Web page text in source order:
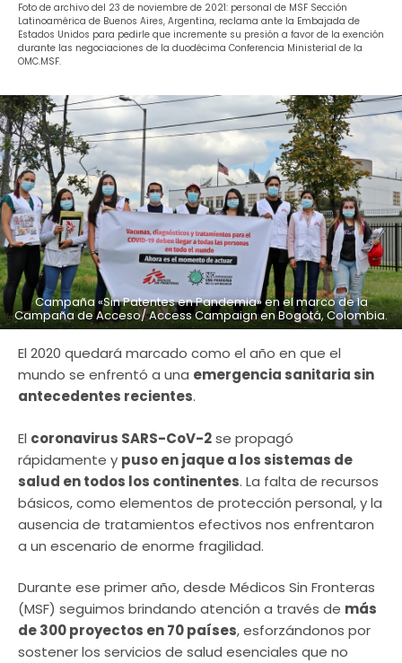
Foto de archivo del 23 de noviembre de 2021: personal de MSF Sección
Latinoamérica de Buenos Aires, Argentina, reclama ante la Embajada de
Estados Unidos para pedirle que incremente su presión a favor de la exención
durante las negociaciones de la duodécima Conferencia Ministerial de la
OMC.MSF.
Campaña «Sin Patentes en Pandemia» en el marco de la
Campaña de Acceso/ Access Campaign en Bogotá, Colombia.
El 2020 quedará marcado como el año en que el
mundo se enfrentó a una emergencia sanitaria sin
antecedentes recientes.
El coronavirus SARS-CoV-2se propagó
rápidamente y puso en jaque a los sistemas de
salud en todos los continentes. La falta de recursos
básicos, como elementos de protección personal, y la
ausencia de tratamientos efectivos nos enfrentaron
a un escenario de enorme fragilidad.
Durante ese primer año, desde Médicos Sin Fronteras
(MSF) seguimos brindando atención a través de más
de 300 proyectos en 70 países, esforzándonos por
sostener los servicios de salud esenciales que no